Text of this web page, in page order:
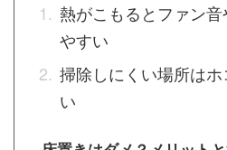
熱がこもるとファン
やすい
掃除しにくい場所は
い